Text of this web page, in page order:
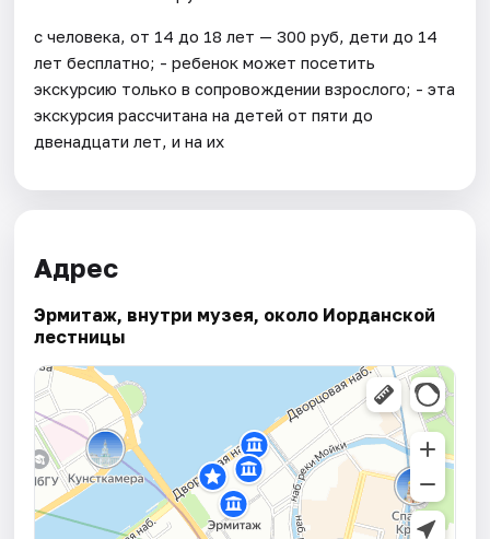
с человека, от 14 до 18 лет — 300 руб, дети до 14
лет бесплатно; - ребенок может посетить
экскурсию только в сопровождении взрослого; - эта
экскурсия рассчитана на детей от пяти до
двенадцати лет, и на их
Адрес
Эрмитаж, внутри музея, около Иорданской
лестницы